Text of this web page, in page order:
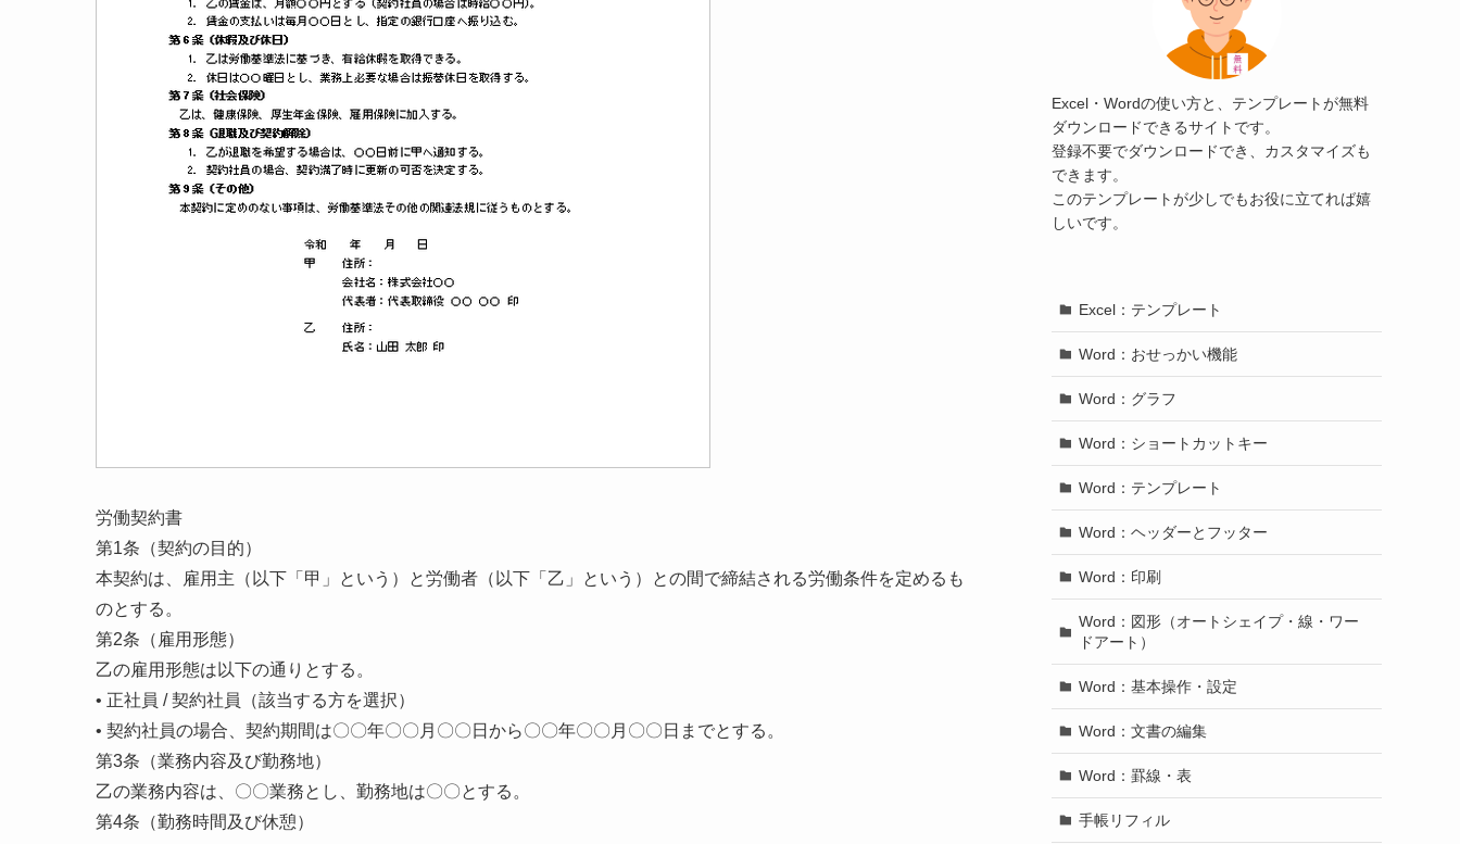
労働契約書
第1条（契約の目的）
本契約は、雇用主（以下「甲」という）と労働者（以下「乙」という）との間で締結される労働条件を定めるも
のとする。
第2条（雇用形態）
乙の雇用形態は以下の通りとする。
• 正社員 / 契約社員（該当する方を選択）
• 契約社員の場合、契約期間は〇〇年〇〇月〇〇日から〇〇年〇〇月〇〇日までとする。
第3条（業務内容及び勤務地）
乙の業務内容は、〇〇業務とし、勤務地は〇〇とする。
第4条（勤務時間及び休憩）
Excel・Wordの使い方と、テンプレートが無料
ダウンロードできるサイトです。
登録不要でダウンロードでき、カスタマイズも
できます。
このテンプレートが少しでもお役に立てれば嬉
しいです。
Excel：テンプレート
Word：おせっかい機能
Word：グラフ
Word：ショートカットキー
Word：テンプレート
Word：ヘッダーとフッター
Word：印刷
Word：図形（オートシェイプ・線・ワー
ドアート）
Word：基本操作・設定
Word：文書の編集
Word：罫線・表
手帳リフィル